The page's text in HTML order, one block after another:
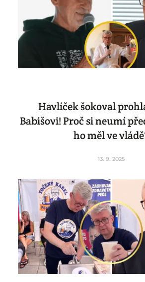
Havlíček šokoval
Babišovi! Proč si neumí
ho měl ve
13. 9. 2025